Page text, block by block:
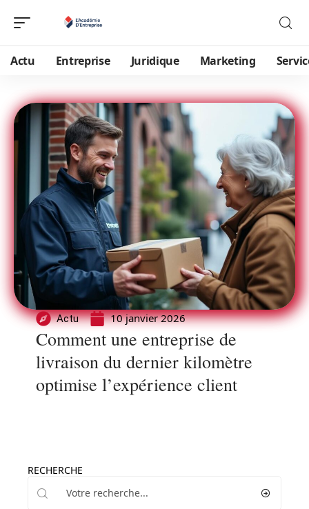
Actu Entreprise Juridique Marketing
Actu 10 janvier 2026
Comment une entreprise de
livraison du dernier kilomètre
optimise l’expérience client
RECHERCHE